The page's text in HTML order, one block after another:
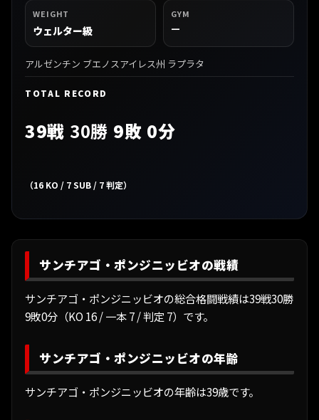
WEIGHT
ウェルター級
GYM
—
アルゼンチン ブエノスアイレス州 ラプラタ
TOTAL RECORD
39戦 30勝 9敗 0分
（16 KO / 7 SUB / 7 判定）
サンチアゴ・ポンジニッビオの戦績
サンチアゴ・ポンジニッビオの総合格闘戦績は39戦30勝
9敗0分（KO 16 / 一本 7 / 判定 7）です。
サンチアゴ・ポンジニッビオの年齢
サンチアゴ・ポンジニッビオの年齢は39歳です。